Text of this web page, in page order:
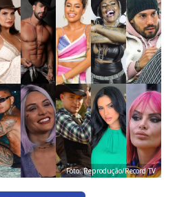
Foto: Reprodução/Record TV